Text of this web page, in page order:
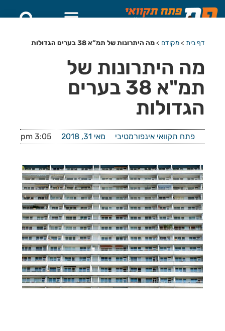
דף בית >מקודם >מה היתרונות של תמ”א 38 בערים הגדולות
מה היתרונות של
תמ"א 38 בערים
הגדולות
פתח תקוואי אינפורמטיבי מאי 31, 2018 3:05 pm